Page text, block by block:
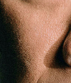
FOLLOW US
って楽しみなが
何かに縛られ
ライフスタイル
情報をさらに充
「AdvancedClub